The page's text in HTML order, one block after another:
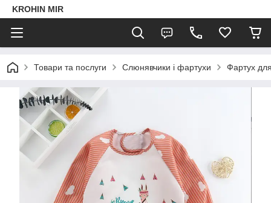
KROHIN MIR
Товари та послуги Слюнявчики і фартухи Фартух